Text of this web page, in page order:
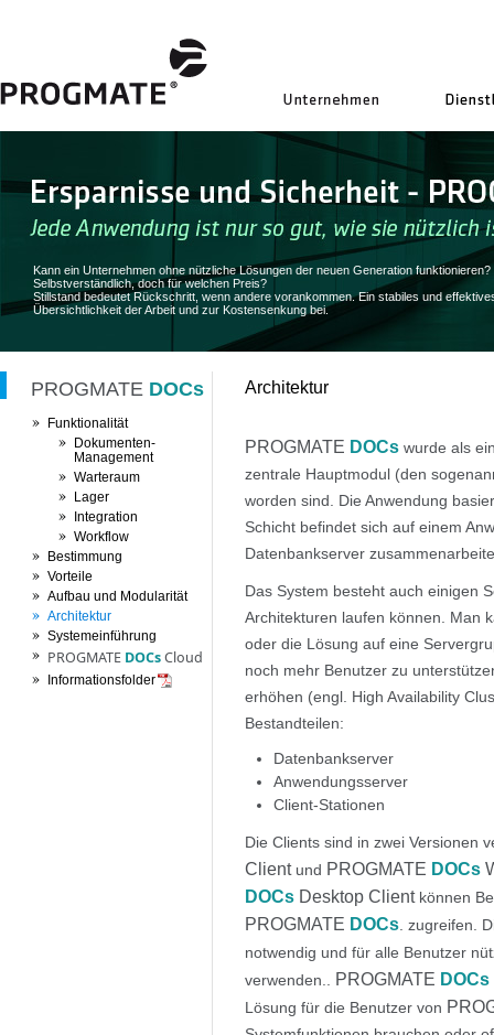
Kann ein Unternehmen ohne nützliche Lösungen der neuen Generation funktionieren?
Selbstverständlich, doch für welchen Preis?
Stillstand bedeutet Rückschritt, wenn andere vorankommen. Ein stabiles und
Übersichtlichkeit der Arbeit und zur Kostensenkung bei.
PROGMATE DOCs
Funktionalität
Dokumenten-
Management
Warteraum
Lager
Integration
Workflow
Bestimmung
Vorteile
Aufbau und Modularität
Architektur
Systemeinführung
PROGMATE DOCsCloud
Informationsfolder
Architektur
PROGMATE DOCs wurde als
zentrale Hauptmodul (den
worden sind. Die Anwendung
Schicht befindet sich auf einem
Datenbankserver
Das System besteht auch einigen
Architekturen laufen können. Man
oder die Lösung auf eine
noch mehr Benutzer zu
erhöhen (engl. High Availability
Bestandteilen:
Datenbankserver
Anwendungsserver
Client-Stationen
Die Clients sind in zwei Versionen
Clientund PROGMATE DOCs
DOCs Desktop Clientkönnen
PROGMATE DOCs . zugreifen.
notwendig und für alle Benutzer
verwenden.. PROGMATE DOCs
Lösung für die Benutzer von